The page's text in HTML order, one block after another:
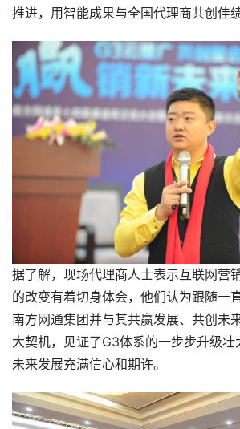
推进，用智能成果与全国代理商共创佳绩
据了解，现场代理商人士表示互联网营
的改变有着切身体会，他们认为跟随一
南方网通集团并与其共赢发展、共创未
大契机，见证了G3体系的一步步升级壮
未来发展充满信心和期许。